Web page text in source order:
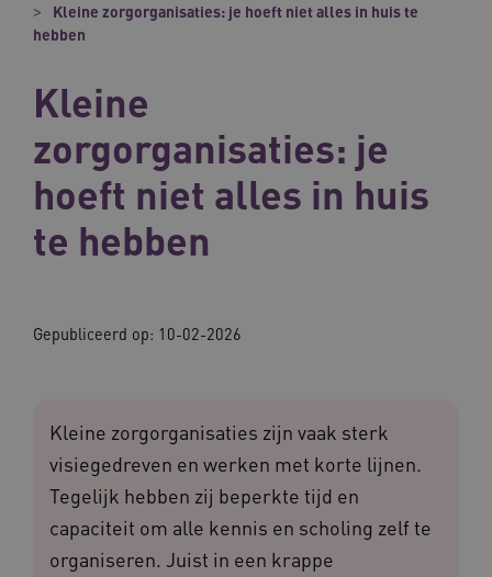
Kleine zorgorganisaties: je hoeft niet alles in huis te
hebben
Kleine
zorgorganisaties: je
hoeft niet alles in huis
te hebben
Gepubliceerd op: 10-02-2026
Kleine zorgorganisaties zijn vaak sterk
visiegedreven en werken met korte lijnen.
Tegelijk hebben zij beperkte tijd en
capaciteit om alle kennis en scholing zelf te
organiseren. Juist in een krappe